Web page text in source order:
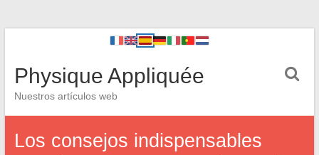
Physique Appliquée
Nuestros artículos web
Los consejos indispensables